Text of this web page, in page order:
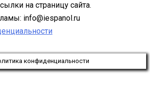
на страницу сайта.
info@iespanol.ru
конфиденциальности